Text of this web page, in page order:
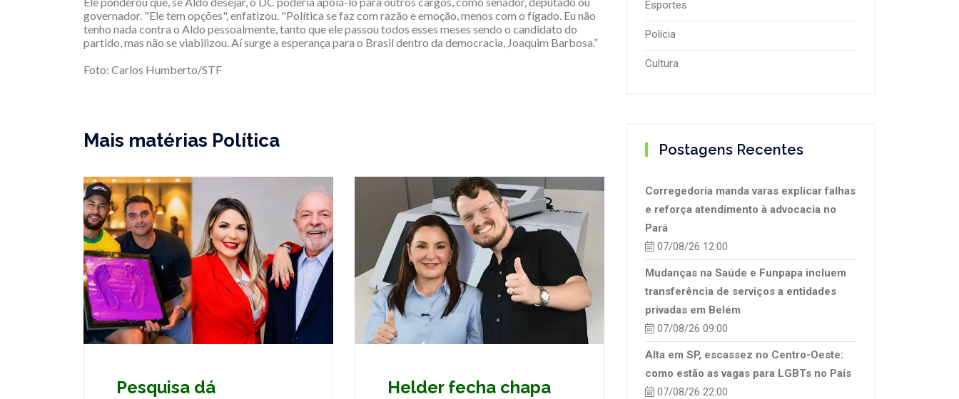
governador. "Ele tem opções", enfatizou. "Política se faz com razão e emoção, menos com o fígado. Eu não
tenho nada contra o Aldo pessoalmente, tanto que ele passou todos esses meses sendo o candidato do
partido, mas não se viabilizou. Aí surge a esperança para o Brasil dentro da democracia, Joaquim Barbosa.”
Foto: Carlos Humberto/STF
Mais matérias Política
Pesquisa dá
Helder fecha chapa
Esportes
Polícia
Cultura
Postagens Recentes
Corregedoria manda varas explicar falhas
e reforça atendimento à advocacia no
Pará
07/08/26 12:00
Mudanças na Saúde e Funpapa incluem
transferência de serviços a entidades
privadas em Belém
07/08/26 09:00
Alta em SP, escassez no Centro-Oeste:
como estão as vagas para LGBTs no País
07/08/26 22:00